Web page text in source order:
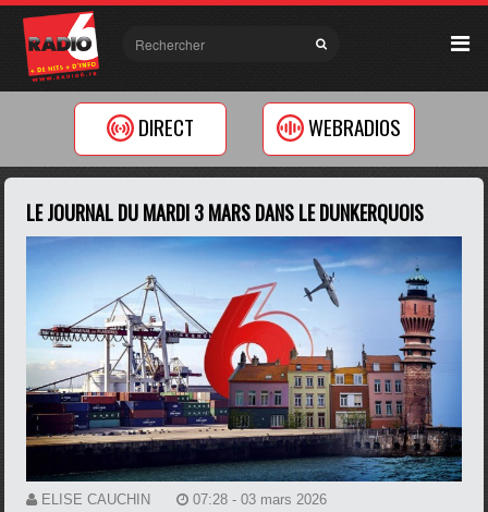
DIRECT WEBRADIOS
LE JOURNAL DU MARDI 3 MARS DANS LE DUNKERQUOIS
ELISE CAUCHIN 07:28 - 03 mars 2026